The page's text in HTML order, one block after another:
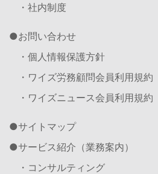
・社内制度
お問い合わせ
・個人情報保護方針
・ワイズ労務顧問会員利用規約
・ワイズニュース会員利用規約
サイトマップ
サービス紹介（業務案内）
・コンサルティング